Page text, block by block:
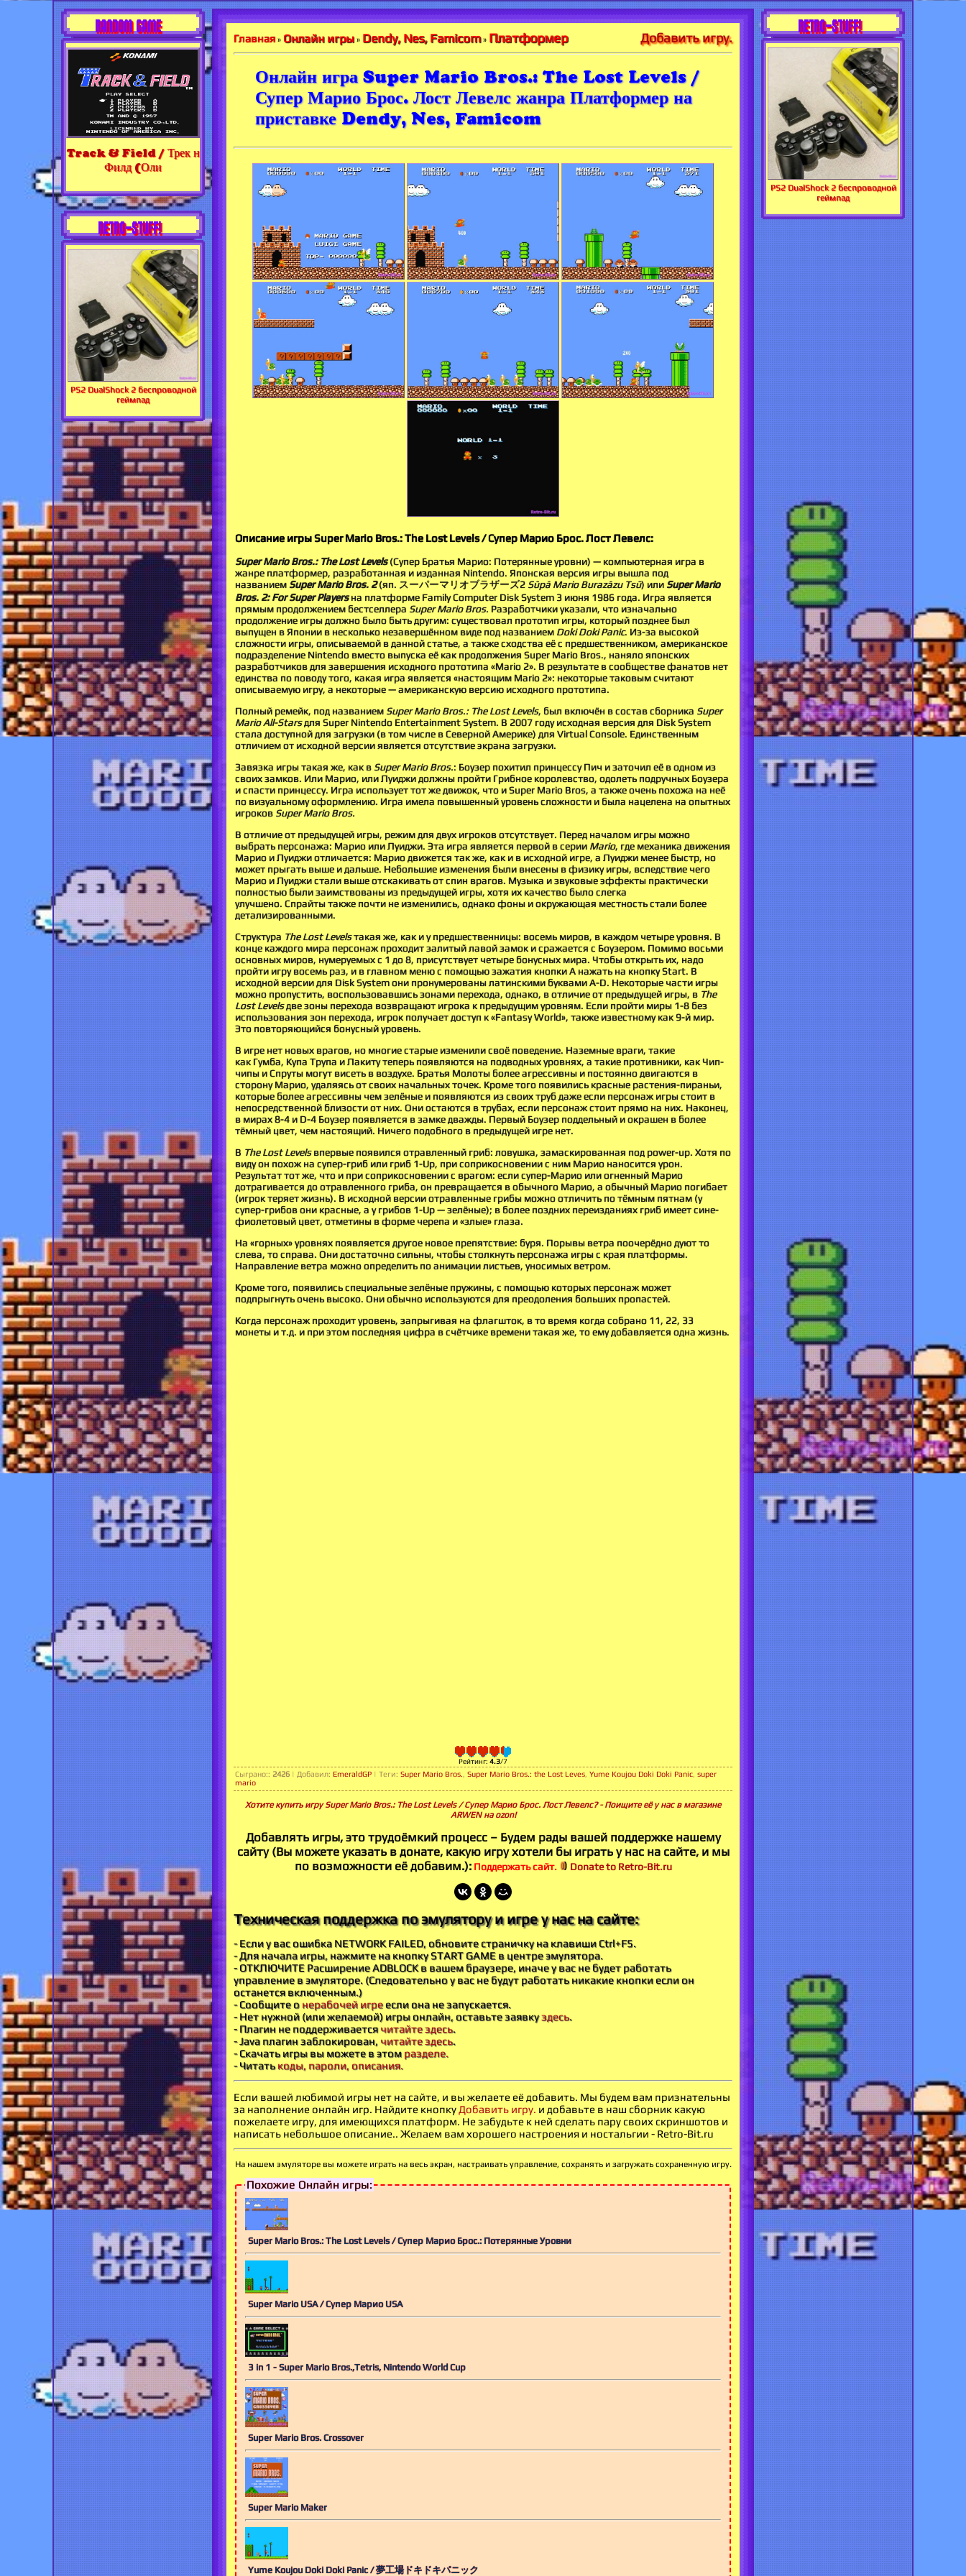
RANDOM GAME
Track & Field / Трек н
Филд (Оли
RETRO-STUFF!
PS2 DualShock 2 беспроводной
геймпад
Главная » Онлайн игры » Dendy, Nes, Famicom» Платформер Добавить игру.
Онлайн игра Super Mario Bros.: The Lost Levels /
Супер Марио Брос. Лост Левелс жанра Платформер на
приставке Dendy, Nes, Famicom
Описание игры Super Mario Bros.: The Lost Levels / Супер Марио Брос. Лост Левелс:
Super Mario Bros.: The Lost Levels(Супер Братья Марио: Потерянные уровни) — компьютерная игра в
жанре платформер, разработанная и изданная Nintendo. Японская версия игры вышла под
названием Super Mario Bros. 2(яп. スーパーマリオブラザーズ2 Sūpā Mario Burazāzu Tsū) или Super Mario
Bros. 2: For Super Playersна платформе Family Computer Disk System 3 июня 1986 года. Игра является
прямым продолжением бестселлера Super Mario Bros. Разработчики указали, что изначально
продолжение игры должно было быть другим: существовал прототип игры, который позднее был
выпущен в Японии в несколько незавершённом виде под названием Doki Doki Panic. Из-за высокой
сложности игры, описываемой в данной статье, а также сходства её с предшественником, американское
подразделение Nintendo вместо выпуска её как продолжения Super Mario Bros., наняло японских
разработчиков для завершения исходного прототипа «Mario 2». В результате в сообществе фанатов нет
единства по поводу того, какая игра является «настоящим Mario 2»: некоторые таковым считают
описываемую игру, а некоторые — американскую версию исходного прототипа.
Полный ремейк, под названием Super Mario Bros.: The Lost Levels, был включён в состав сборника Super
Mario All-Starsдля Super Nintendo Entertainment System. В 2007 году исходная версия для Disk System
стала доступной для загрузки (в том числе в Северной Америке) для Virtual Console. Единственным
отличием от исходной версии является отсутствие экрана загрузки.
Завязка игры такая же, как в Super Mario Bros.: Боузер похитил принцессу Пич и заточил её в одном из
своих замков. Или Марио, или Луиджи должны пройти Грибное королевство, одолеть подручных Боузера
и спасти принцессу. Игра использует тот же движок, что и Super Mario Bros, а также очень похожа на неё
по визуальному оформлению. Игра имела повышенный уровень сложности и была нацелена на опытных
игроков Super Mario Bros.
В отличие от предыдущей игры, режим для двух игроков отсутствует. Перед началом игры можно
выбрать персонажа: Марио или Луиджи. Эта игра является первой в серии Mario, где механика движения
Марио и Луиджи отличается: Марио движется так же, как и в исходной игре, а Луиджи менее быстр, но
может прыгать выше и дальше. Небольшие изменения были внесены в физику игры, вследствие чего
Марио и Луиджи стали выше отскакивать от спин врагов. Музыка и звуковые эффекты практически
полностью были заимствованы из предыдущей игры, хотя их качество было слегка
улучшено. Спрайты также почти не изменились, однако фоны и окружающая местность стали более
детализированными.
Структура The Lost Levelsтакая же, как и у предшественницы: восемь миров, в каждом четыре уровня. В
конце каждого мира персонаж проходит залитый лавой замок и сражается с Боузером. Помимо восьми
основных миров, нумеруемых с 1 до 8, присутствует четыре бонусных мира. Чтобы открыть их, надо
пройти игру восемь раз, и в главном меню с помощью зажатия кнопки A нажать на кнопку Start. В
исходной версии для Disk System они пронумерованы латинскими буквами A-D. Некоторые части игры
можно пропустить, воспользовавшись зонами перехода, однако, в отличие от предыдущей игры, в The
Lost Levelsдве зоны перехода возвращают игрока к предыдущим уровням. Если пройти миры 1-8 без
использования зон перехода, игрок получает доступ к «Fantasy World», также известному как 9-й мир.
Это повторяющийся бонусный уровень.
В игре нет новых врагов, но многие старые изменили своё поведение. Наземные враги, такие
как Гумба, Купа Трупа и Лакиту теперь появляются на подводных уровнях, а такие противники, как Чип-
чипы и Спруты могут висеть в воздухе. Братья Молоты более агрессивны и постоянно двигаются в
сторону Марио, удаляясь от своих начальных точек. Кроме того появились красные растения-пираньи,
которые более агрессивны чем зелёные и появляются из своих труб даже если персонаж игры стоит в
непосредственной близости от них. Они остаются в трубах, если персонаж стоит прямо на них. Наконец,
в мирах 8-4 и D-4 Боузер появляется в замке дважды. Первый Боузер поддельный и окрашен в более
тёмный цвет, чем настоящий. Ничего подобного в предыдущей игре нет.
В The Lost Levelsвпервые появился отравленный гриб: ловушка, замаскированная под power-up. Хотя по
виду он похож на супер-гриб или гриб 1-Up, при соприкосновении с ним Марио наносится урон.
Результат тот же, что и при соприкосновении с врагом: если супер-Марио или огненный Марио
дотрагивается до отравленного гриба, он превращается в обычного Марио, а обычный Марио погибает
(игрок теряет жизнь). В исходной версии отравленные грибы можно отличить по тёмным пятнам (у
супер-грибов они красные, а у грибов 1-Up — зелёные); в более поздних переизданиях гриб имеет сине-
фиолетовый цвет, отметины в форме черепа и «злые» глаза.
На «горных» уровнях появляется другое новое препятствие: буря. Порывы ветра поочерёдно дуют то
слева, то справа. Они достаточно сильны, чтобы столкнуть персонажа игры с края платформы.
Направление ветра можно определить по анимации листьев, уносимых ветром.
Кроме того, появились специальные зелёные пружины, с помощью которых персонаж может
подпрыгнуть очень высоко. Они обычно используются для преодоления больших пропастей.
Когда персонаж проходит уровень, запрыгивая на флагшток, в то время когда собрано 11, 22, 33
монеты и т.д. и при этом последняя цифра в счётчике времени такая же, то ему добавляется одна жизнь.
Рейтинг: 4.3/7
Сыграно:: 2426 | Добавил: EmeraldGP | Теги: Super Mario Bros. Super Mario Bros.: the Lost Leves Yume Koujou Doki Doki Panic super
mario
Хотите купить игру Super Mario Bros.: The Lost Levels / Супер Марио Брос. Лост Левелс? - Поищите её у нас в магазине
ARWEN на ozon!
Добавлять игры, это трудоёмкий процесс – Будем рады вашей поддержке нашему
сайту (Вы можете указать в донате, какую игру хотели бы играть у нас на сайте, и мы
по возможности её добавим.): Поддержать сайт. Donate to Retro-Bit.ru
Техническая поддержка по эмулятору и игре у нас на сайте:
- Если у вас ошибка NETWORK FAILED, обновите страничку на клавиши Ctrl+F5.
- Для начала игры, нажмите на кнопку START GAME в центре эмулятора.
- ОТКЛЮЧИТЕ Расширение ADBLOCK в вашем браузере, иначе у вас не будет работать
управление в эмуляторе. (Следовательно у вас не будут работать никакие кнопки если он
останется включенным.)
- Сообщите о нерабочей игреесли она не запускается.
- Нет нужной (или желаемой) игры онлайн, оставьте заявкуздесь.
- Плагин не поддерживаетсячитайте здесь.
- Java плагин заблокирован, читайте здесь.
- Скачать игры вы можете в этом разделе.
- Читатькоды, пароли, описания.
Если вашей любимой игры нет на сайте, и вы желаете её добавить. Мы будем вам признательны
за наполнение онлайн игр. Найдите кнопку Добавить игру. и добавьте в наш сборник какую
пожелаете игру, для имеющихся платформ. Не забудьте к ней сделать пару своих скриншотов и
написать небольшое описание.. Желаем вам хорошего настроения и ностальгии - Retro-Bit.ru
На нашем эмуляторе вы можете играть на весь экран, настраивать управление, сохранять и загружать сохраненную игру.
Похожие Онлайн игры:
Super Mario Bros.: The Lost Levels / Супер Марио Брос.: Потерянные Уровни
Super Mario USA / Супер Марио USA
3 in 1 - Super Mario Bros.,Tetris, Nintendo World Cup
Super Mario Bros. Crossover
Super Mario Maker
Yume Koujou Doki Doki Panic / 夢工場ドキドキパニック
RETRO-STUFF!
PS2 DualShock 2 беспроводной
геймпад